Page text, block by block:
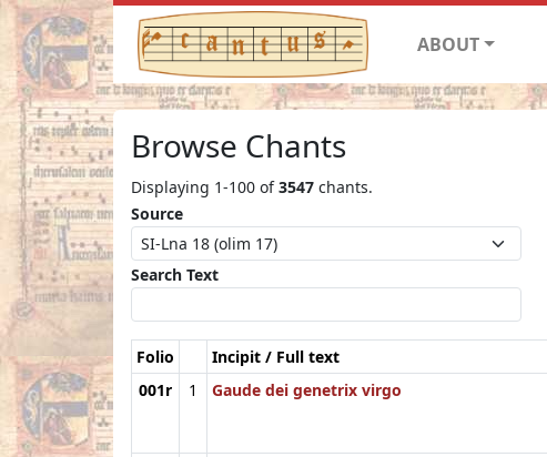
ABOUT
Browse Chants
Displaying 1-100 of3547 chants.
Source
Search Text
Folio Incipit / Full text
001r
1 Gaude dei genetrix virgo